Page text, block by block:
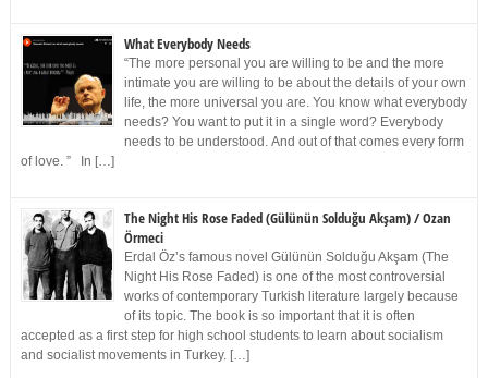
What Everybody Needs
“The more personal you are willing to be and the more
intimate you are willing to be about the details of your own
life, the more universal you are. You know what everybody
needs? You want to put it in a single word? Everybody
needs to be understood. And out of that comes every form
of love. ” In […]
The Night His Rose Faded (Gülünün Solduğu Akşam) / Ozan
Örmeci
Erdal Öz’s famous novel Gülünün Solduğu Akşam (The
Night His Rose Faded) is one of the most controversial
works of contemporary Turkish literature largely because
of its topic. The book is so important that it is often
accepted as a first step for high school students to learn about socialism
and socialist movements in Turkey. […]